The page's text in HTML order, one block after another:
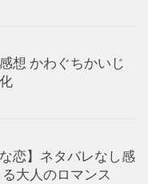
想 かわぐちかいじ
恋】ネタバレなし感
大人のロマンス